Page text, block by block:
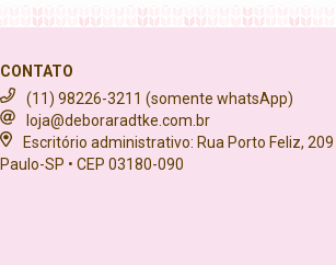
CONTATO
(11) 98226-3211 (somente whatsApp)
loja@deboraradtke.com.br
Escritório administrativo: Rua Porto Feliz, 209
Paulo-SP • CEP 03180-090